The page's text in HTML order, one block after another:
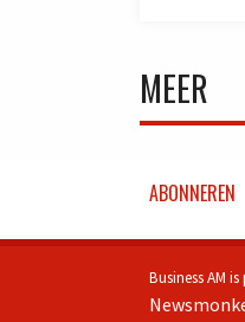
MEER
ABONNEREN
Business AM